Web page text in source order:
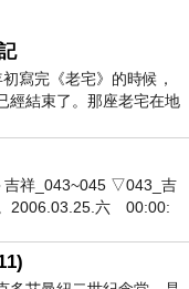
寫完《老宅》的時候，
經結束了。那座老宅在地
那片黑暗，
吉祥_043~045 ▽043_吉
2006.03.25.六 00:00: